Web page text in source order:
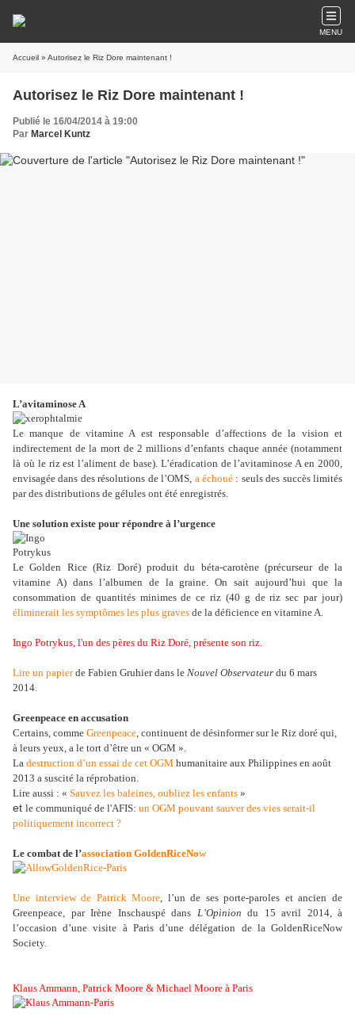
MENU
Accueil » Autorisez le Riz Dore maintenant !
Autorisez le Riz Dore maintenant !
Publié le 16/04/2014 à 19:00
Par Marcel Kuntz
L’avitaminose A
Le manque de vitamine A est responsable d’affections de la vision et
indirectement de la mort de 2 millions d’enfants chaque année (notamment
là où le riz est l’aliment de base). L’éradication de l’avitaminose A en 2000,
envisagée dans des résolutions de l’OMS, a échoué: seuls des succès limités
par des distributions de gélules ont été enregistrés.
Une solution existe pour répondre à l’urgence
Le Golden Rice (Riz Doré) produit du béta-carotène (précurseur de la
vitamine A) dans l’albumen de la graine. On sait aujourd’hui que la
consommation de quantités minimes de ce riz (40 g de riz sec par jour)
éliminerait les symptômes les plus graves de la déficience en vitamine A.
Ingo Potrykus, l'un des pères du Riz Doré, présente son riz.
Lire un papierde Fabien Gruhier dans le Nouvel Observateur du 6 mars
2014.
Greenpeace en accusation
Certains, comme Greenpeace, continuent de désinformer sur le Riz doré qui,
à leurs yeux, a le tort d’être un « OGM ».
La destruction d’un essai de cet OGM humanitaire aux Philippines en août
2013 a suscité la réprobation.
Lire aussi : « Sauvez les baleines, oubliez les enfants »
et le communiqué de l'AFIS: un OGM pouvant sauver des vies serait-il
politiquement incorrect ?
Le combat de l’association GoldenRiceNow
Une interview de Patrick Moore, l’un de ses porte-paroles et ancien de
Greenpeace, par Irène Inschauspé dans L’Opinion du 15 avril 2014, à
l’occasion d’une visite à Paris d’une délégation de la GoldenRiceNow
Society.
Klaus Ammann, Patrick Moore & Michael Moore à Paris